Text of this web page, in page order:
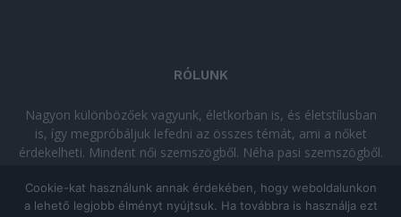
RÓLUNK
Nagyon különbözőek vagyunk, életkorban is, és életstílusban
is, így megpróbáljuk lefedni az összes témát, ami a nőket
érdekelheti. Mindent női szemszögből. Néha pasi szemszögből.
kikapcsolódásra vágysz!
Cookie-kat használunk annak érdekében, hogy weboldalunkon
a lehető legjobb élményt nyújtsuk. Ha továbbra is használja ezt